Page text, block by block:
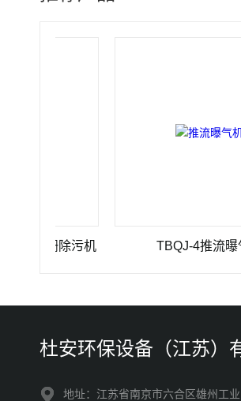
栅除污机 TBQJ-4推流曝气机
杜安环保设备（江苏）
地址：江苏省南京市六合区雄州工